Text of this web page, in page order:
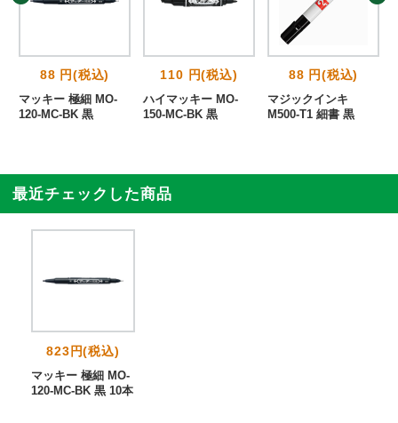
88 円(税込)
マッキー 極細 MO-
120-MC-BK 黒
110 円(税込)
ハイマッキー MO-
150-MC-BK 黒
88 円(税込)
マジックインキ
M500-T1 細書 黒
最近チェックした商品
823円(税込)
マッキー 極細 MO-
120-MC-BK 黒 10本